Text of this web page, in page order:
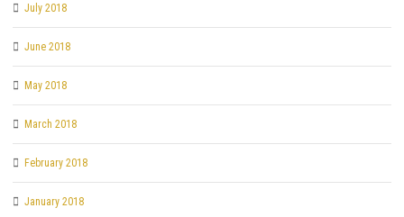
July 2018
June 2018
May 2018
March 2018
February 2018
January 2018